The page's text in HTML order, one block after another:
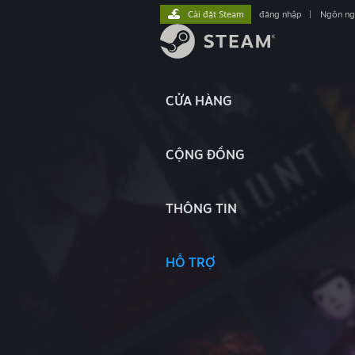
CỬA HÀNG
CỘNG ĐỒNG
THÔNG TIN
HỖ TRỢ
Cài đặt Steam đăng nhập Ngôn